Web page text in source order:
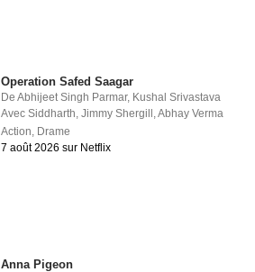
Operation Safed Saagar
DeAbhijeet Singh Parmar, Kushal Srivastava
AvecSiddharth ,Jimmy Shergill ,Abhay Verma
Action Drame
7 août 2026 sur Netflix
Anna Pigeon